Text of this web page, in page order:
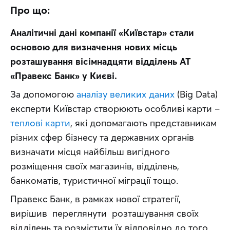
Про що:
Аналітичні дані компанії «Київстар» стали
основою для визначення нових місць
розташування вісімнадцяти відділень АТ
«Правекс Банк» у Києві.
За допомогою аналізу великих даних (Big Data)
теплові карти, які допомагають представникам
різних сфер бізнесу та державних органів
визначати місця найбільш вигідного
розміщення своїх магазинів, відділень,
банкоматів, туристичної міграції тощо.
Правекс Банк, в рамках нової стратегії,
вирішив  переглянути  розташування своїх